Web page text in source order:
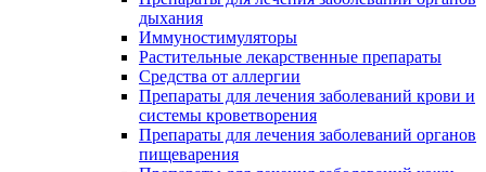
дыхания
Иммуностимуляторы
Растительные лекарственные препараты
Средства от аллергии
Препараты для лечения заболеваний крови и
системы кроветворения
Препараты для лечения заболеваний органов
пищеварения